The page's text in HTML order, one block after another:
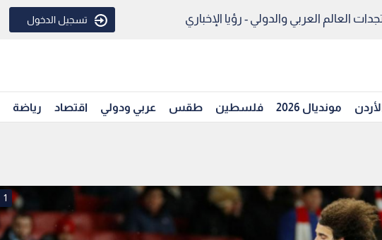
العالم العربي والدولي - رؤيا الإخباري تسجيل الدخول
مونديال 2026 فلسطين طقس عربي ودولي اقتصاد رياضة
1